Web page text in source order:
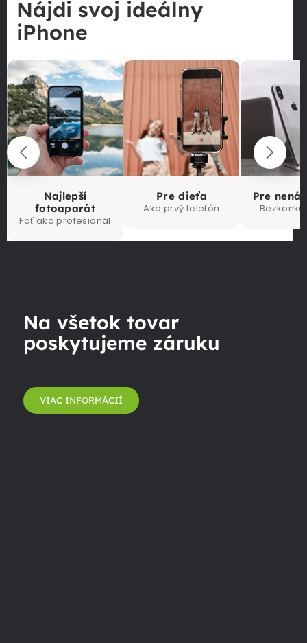
Nájdi svoj ideálny
iPhone
Najlepší
fotoaparát
Foť ako profesionál
Pre dieťa
Ako prvý telefón
Pre
Na všetok tovar
poskytujeme záruku
VIAC INFORMÁCIÍ